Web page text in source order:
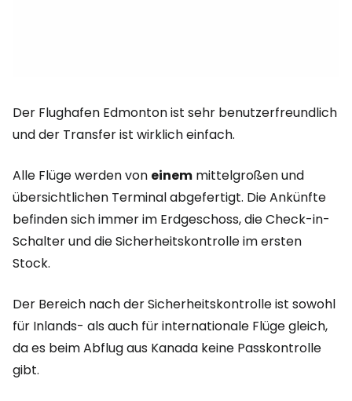
Der Flughafen Edmonton ist sehr benutzerfreundlich
und der Transfer ist wirklich einfach.
Alle Flüge werden von einem mittelgroßen und
übersichtlichen Terminal abgefertigt. Die Ankünfte
befinden sich immer im Erdgeschoss, die Check-in-
Schalter und die Sicherheitskontrolle im ersten
Stock.
Der Bereich nach der Sicherheitskontrolle ist sowohl
für Inlands- als auch für internationale Flüge gleich,
da es beim Abflug aus Kanada keine Passkontrolle
gibt.